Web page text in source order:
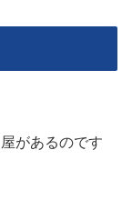
があるのです